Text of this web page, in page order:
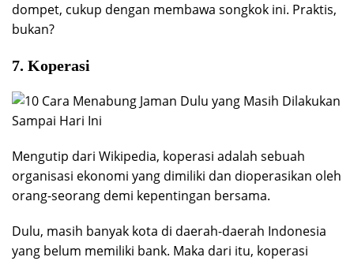
dompet, cukup dengan membawa songkok ini. Praktis,
bukan?
7. Koperasi
Mengutip dari Wikipedia, koperasi adalah sebuah
organisasi ekonomi yang dimiliki dan dioperasikan oleh
orang-seorang demi kepentingan bersama.
Dulu, masih banyak kota di daerah-daerah Indonesia
yang belum memiliki bank. Maka dari itu, koperasi